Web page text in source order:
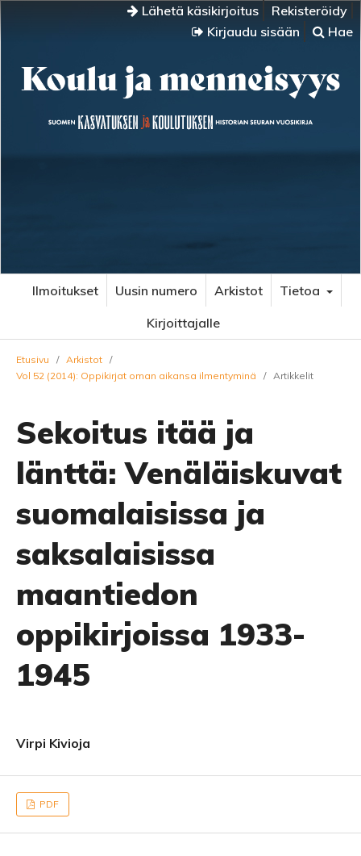
Lähetä käsikirjoitus
Rekisteröidy
Kirjaudu sisään
Hae
Ilmoitukset Uusin numero Arkistot
Tietoa
Kirjoittajalle
Etusivu / Arkistot /
Vol 52 (2014): Oppikirjat oman aikansa ilmentyminä
/ Artikkelit
Sekoitus itää ja
länttä: Venäläiskuvat
suomalaisissa ja
saksalaisissa
maantiedon
oppikirjoissa 1933-
1945
Virpi Kivioja
PDF